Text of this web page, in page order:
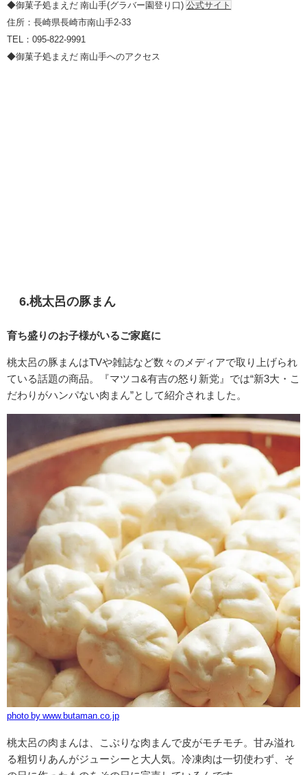
◆御菓子処まえだ 南山手(グラバー園登り口) 公式サイト
住所：長崎県長崎市南山手2-33
TEL：095-822-9991
◆御菓子処まえだ 南山手へのアクセス
6.桃太呂の豚まん
育ち盛りのお子様がいるご家庭に
桃太呂の豚まんはTVや雑誌など数々のメディアで取り上げられ
ている話題の商品。『マツコ&有吉の怒り新党』では“新3大・こ
だわりがハンパない肉まん”として紹介されました。
photo by www.butaman.co.jp
桃太呂の肉まんは、こぶりな肉まんで皮がモチモチ。 甘み溢れ
る粗切りあんがジューシーと大人気。冷凍肉は一切使わず、そ